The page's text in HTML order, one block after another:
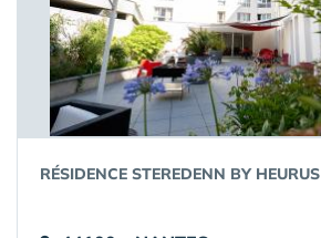
RÉSIDENCE STEREDENN BY HEURUS